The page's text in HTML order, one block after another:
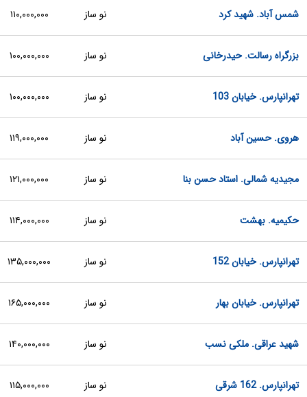
شمس آباد. شهید کرد نو ساز ۱۱۰,۰۰۰,۰۰۰
بزرگراه رسالت. حیدرخانی نو ساز ۱۰۰,۰۰۰,۰۰۰
تهرانپارس. خیابان 103 نو ساز ۱۰۰,۰۰۰,۰۰۰
هروی. حسین آباد نو ساز ۱۱۹,۰۰۰,۰۰۰
مجیدیه شمالی. استاد حسن بنا نو ساز ۱۲۱,۰۰۰,۰۰۰
حکیمیه. بهشت نو ساز ۱۱۴,۰۰۰,۰۰۰
تهرانپارس. خیابان 152 نو ساز ۱۳۵,۰۰۰,۰۰۰
تهرانپارس. خیابان بهار نو ساز ۱۶۵,۰۰۰,۰۰۰
شهید عراقی. ملکی نسب نو ساز ۱۴۰,۰۰۰,۰۰۰
تهرانپارس. 162 شرقی نو ساز ۱۱۵,۰۰۰,۰۰۰